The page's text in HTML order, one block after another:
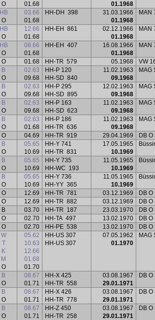
O
01.68
01.1968
HB
O
03.66
01.68
HH-DH 398
31.03.1966
01.1968
MAN
HB
O
12.66
01.68
HH-EH 861
02.12.1966
01.1968
MAN
HB
O
08.66
01.68
HH-EH 407
16.08.1966
01.1968
MAN
O 01.68 HH-TR 579 05.1968
VW
B
O
02.63
09.68
HH-P 120
HH-SD 840
11.02.1963
09.1968
MAG
B
O
02.63
09.68
HH-P 295
HH-SD 895
12.02.1963
09.1968
MAG
B
O
02.63
09.68
HH-P 163
HH-SD 623
11.02.1963
09.1968
MAG
B
O
02.63
01.68
HH-P 186
HH-TR 636
11.02.1963
09.1968
MAG
O 04.69 HH-TR 919 29.04.1969
DB O
B
O
05.65
10.69
HH-Y 741
HH-TR 831
17.05.1965
10.1969
B
O
05.65
10.69
HH-Y 735
HH-WC 193
11.05.1965
10.1969
B
O
05.65
10.69
HH-Y 736
HH-YY 365
11.05.1965
10.1969
O 12.69 HH-TR 781 03.12.1969
DB O
O 12.69 HH-TR 882 03.12.1969
DB O
B 03.70 HH-TR 187 23.03.1970
DB
O 02.70 HH-TA 497 13.02.1970
DB O
O 02.70 HH-PE 538 13.02.1970
DB O
W
T
K
M
O
05.62
10.63
12.66
01.68
01.70
HH-US 307
HH-US 307
07.05.1962
01.1970
MAG
B
O
08.67
01.71
HH-X 425
HH-TR 558
03.08.1967
29.01.1971
DB O
B
O
08.67
01.71
HH-X 426
HH-TR 778
03.08.1967
29.01.1971
DB O
B
O
08.67
01.71
HH-Z 450
HH-TR 258
03.08.1967
29.01.1971
DB O